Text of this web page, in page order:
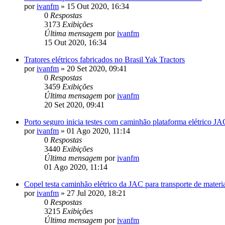
porivanfm » 15 Out 2020, 16:34
0 Respostas
3173 Exibições
Última mensagem porivanfm
15 Out 2020, 16:34
Tratores elétricos fabricados no Brasil Yak Tractors
porivanfm » 20 Set 2020, 09:41
0 Respostas
3459 Exibições
Última mensagem porivanfm
20 Set 2020, 09:41
Porto seguro inicia testes com caminhão plataforma elétrico
porivanfm » 01 Ago 2020, 11:14
0 Respostas
3440 Exibições
Última mensagem porivanfm
01 Ago 2020, 11:14
Copel testa caminhão elétrico da JAC para transporte de
porivanfm » 27 Jul 2020, 18:21
0 Respostas
3215 Exibições
Última mensagem porivanfm